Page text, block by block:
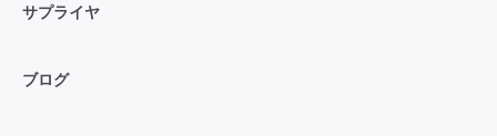
サプライヤ
ブログ